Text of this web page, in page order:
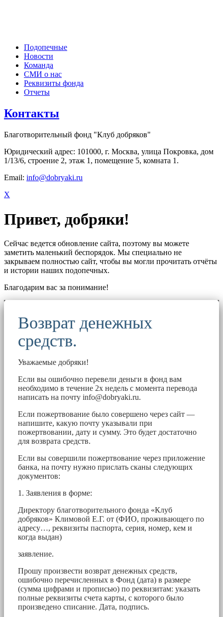
Подопечные
Новости
Команда
СМИ о нас
Реквизиты фонда
Отчеты
Контакты
Благотворительный фонд "Клуб добряков"
Юридический адрес: 101000, г. Москва, улица Покровка, дом
1/13/6, строение 2, этаж 1, помещение 5, комната 1.
Email: info@dobryaki.ru
X
Привет, добряки!
Сейчас ведется обновление сайта, поэтому вы можете
заметить маленький беспорядок. Мы специально не
закрываем полностью сайт, чтобы вы могли прочитать отчёты
и истории наших подопечных.
Благодарим вас за понимание!
Возврат денежных
средств.
Уважаемые добряки!
Если вы ошибочно перевели деньги в фонд вам
необходимо в течение 2х недель с момента перевода
написать на почту info@dobryaki.ru.
Если пожертвование было совершено через сайт —
напишите, какую почту указывали при
пожертвовании, дату и сумму. Это будет достаточно
для возврата средств.
Если вы совершили пожертвование через приложение
банка, на почту нужно прислать сканы следующих
документов:
1. Заявления в форме:
Директору благотворительного фонда «Клуб
добряков» Климовой Е.Г. от (ФИО, проживающего по
адресу…, реквизиты паспорта, серия, номер, кем и
когда выдан)
заявление.
Прошу произвести возврат денежных средств,
ошибочно перечисленных в Фонд (дата) в размере
(сумма цифрами и прописью) по реквизитам: указать
полные реквизиты счета карты, с которого было
произведено списание. Дата, подпись.